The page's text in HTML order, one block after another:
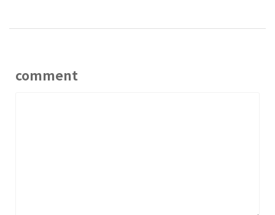
comment